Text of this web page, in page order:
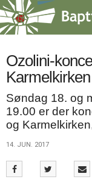
Spring
menu
over
gå
indhold Vend
tilbage
forsiden
1.0:
2.0:
Nyheder
Kalender
Inspiration
Ozolini-
Karmelkirken
Søndag 18. og
19.00 er der
og
14. JUN. 2017